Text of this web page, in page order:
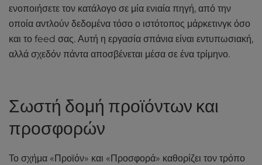
ενοποιήσετε τον κατάλογο σε μία ενιαία πηγή, από την
οποία αντλούν δεδομένα τόσο ο ιστότοπος μάρκετινγκ όσο
και το feed σας. Αυτή η εργασία σπάνια είναι εντυπωσιακή,
αλλά σχεδόν πάντα αποσβένεται μέσα σε ένα τρίμηνο.
Σωστή δομή προϊόντων και
προσφορών
Το σχήμα «Προϊόν» και «Προσφορά» καθορίζει τον τρόπο